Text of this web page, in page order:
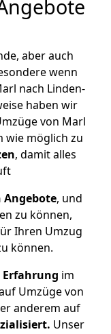
aber auch
wenn
nach Linden-
haben wir
von Marl
wie möglich zu
, damit alles
Angebote, und
zu können,
Ihren Umzug
können.
im
Umzüge von
anderem auf
Unser